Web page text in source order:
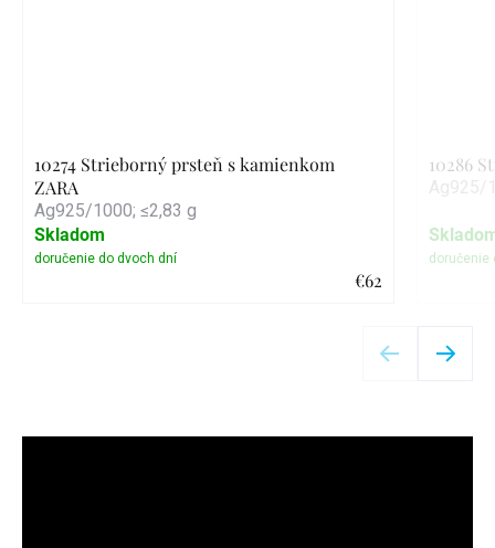
10274 Strieborný prsteň s kamienkom
ZARA
Ag925/1000; ≤2,83 g
€62
Skladom
10286